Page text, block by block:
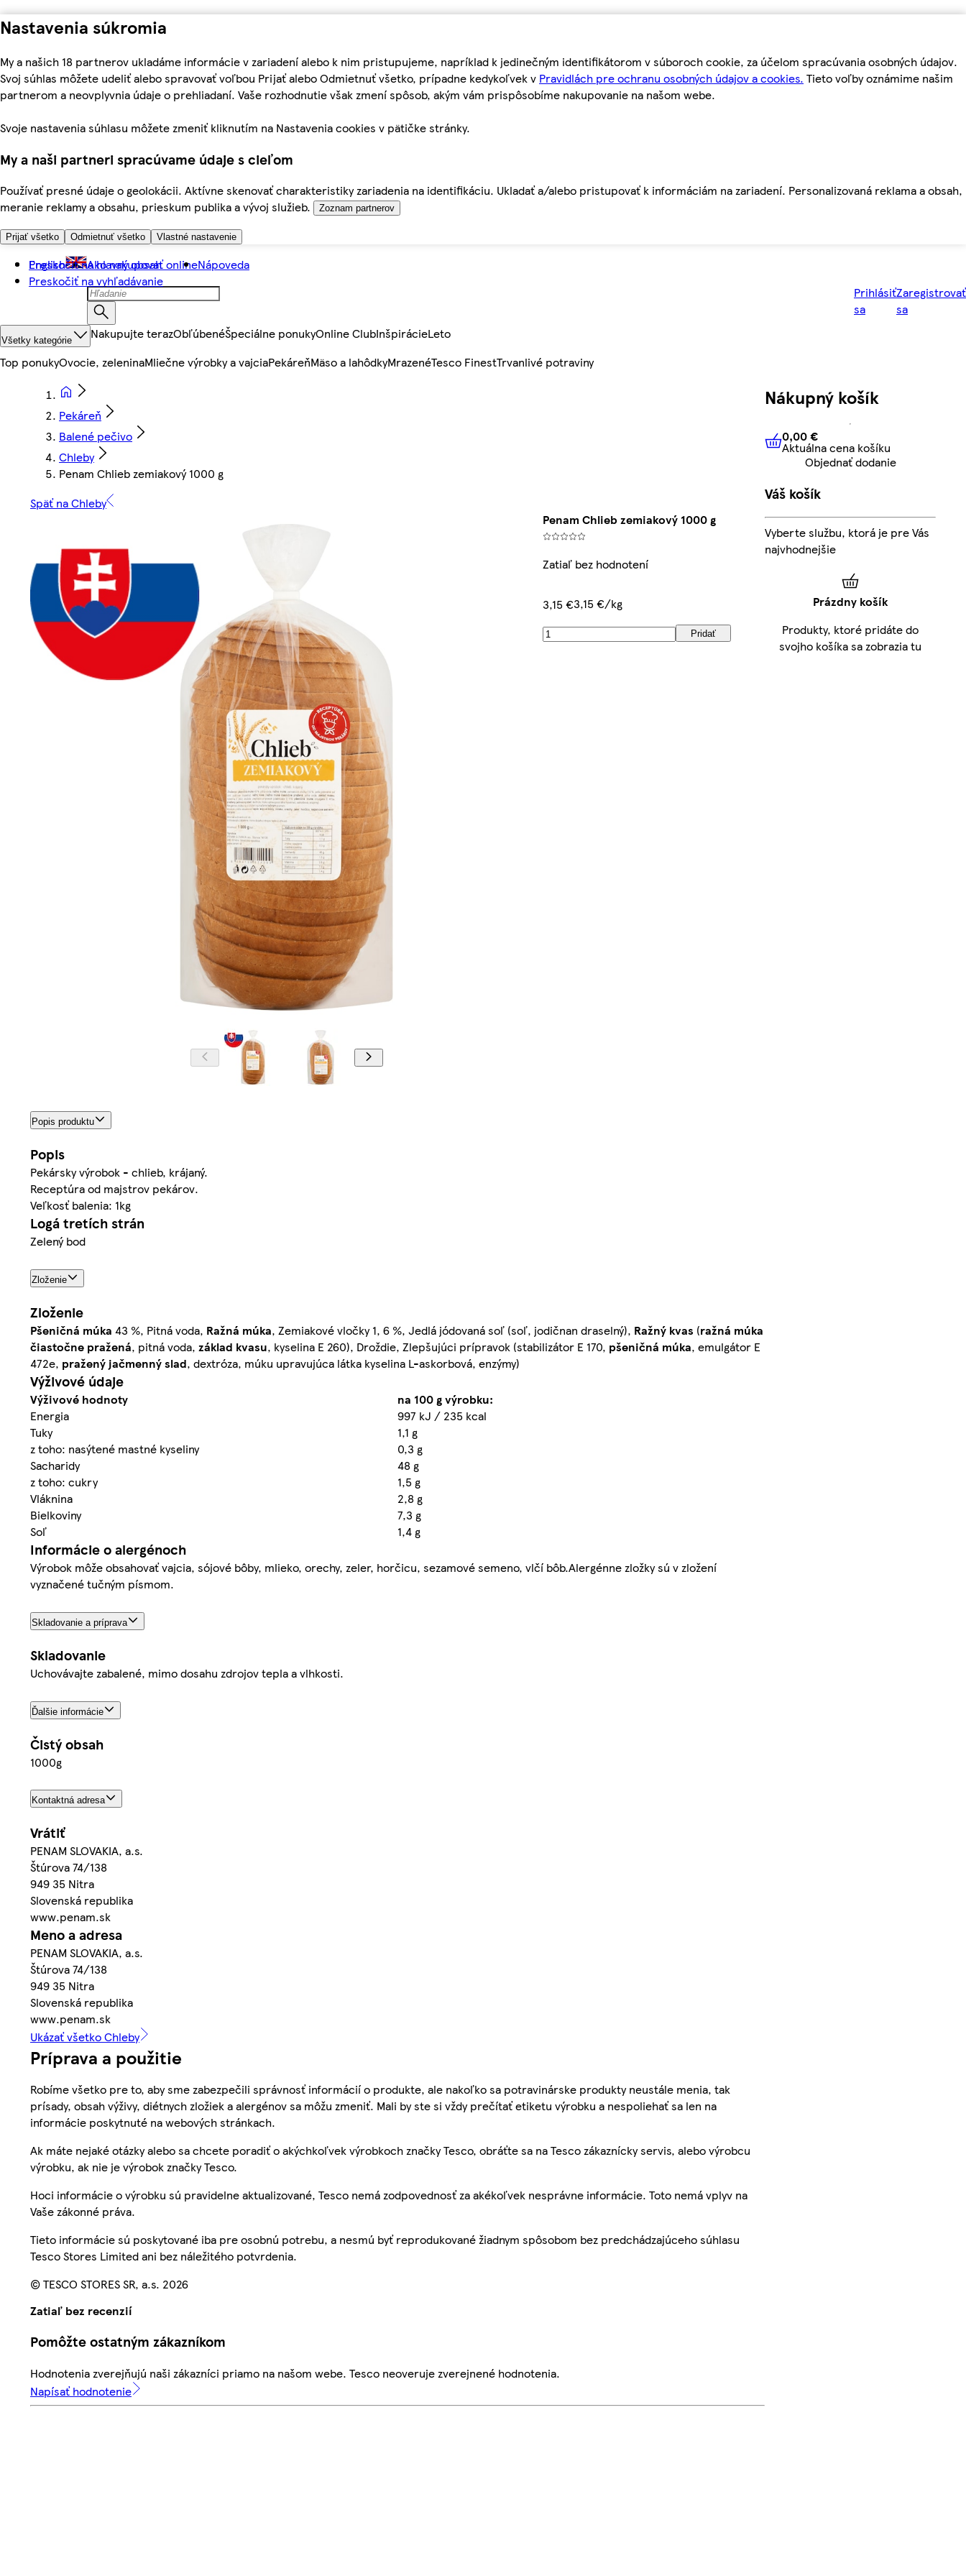
Nastavenia súkromia
My a našich 18 partnerov ukladáme informácie v zariadení alebo k nim pristupujeme, napríklad k jedinečným identifikátorom v súboroch cookie, za účelom spracúvania osobných údajov.
Svoj súhlas môžete udeliť alebo spravovať voľbou Prijať alebo Odmietnuť všetko, prípadne kedykoľvek v Pravidlách pre ochranu osobných údajov a cookies. Tieto voľby oznámime našim
partnerom a neovplyvnia údaje o prehliadaní. Vaše rozhodnutie však zmení spôsob, akým vám prispôsobíme nakupovanie na našom webe.
Svoje nastavenia súhlasu môžete zmeniť kliknutím na Nastavenia cookies v pätičke stránky.
My a naši partneri spracúvame údaje s cieľom
Používať presné údaje o geolokácii. Aktívne skenovať charakteristiky zariadenia na identifikáciu. Ukladať a/alebo pristupovať k informáciám na zariadení. Personalizovaná reklama a obsah,
meranie reklamy a obsahu, prieskum publika a vývoj služieb.
Zoznam partnerov
Prijať všetko Odmietnuť všetko Vlastné nastavenie
Preskočiť na hlavný obsah
Preskočiť na vyhľadávanie
English Ako nakupovať onlineNápoveda
Prihlásiť
sa
Zaregistrovať
sa
Všetky kategórie Nakupujte terazObľúbenéŠpeciálne ponukyOnline ClubInšpirácieLeto
Top ponukyOvocie, zeleninaMliečne výrobky a vajciaPekáreňMäso a lahôdkyMrazenéTesco FinestTrvanlivé potraviny
Pekáreň
Balené pečivo
Chleby
Penam Chlieb zemiakový 1000 g
Späť na Chleby
Penam Chlieb zemiakový 1000 g
Zatiaľ bez hodnotení
3,15 €3,15 €/kg
Pridať
Popis produktu
Popis
Pekársky výrobok - chlieb, krájaný.
Receptúra od majstrov pekárov.
Veľkosť balenia: 1kg
Logá tretích strán
Zelený bod
Zloženie
Zloženie
Pšeničná múka 43 %, Pitná voda, Ražná múka, Zemiakové vločky 1, 6 %, Jedlá jódovaná soľ (soľ, jodičnan draselný), Ražný kvas (ražná múka
čiastočne pražená, pitná voda, základ kvasu, kyselina E 260), Droždie, Zlepšujúci prípravok (stabilizátor E 170, pšeničná múka, emulgátor E
472e, pražený jačmenný slad, dextróza, múku upravujúca látka kyselina L-askorbová, enzýmy)
Výživové údaje
Výživové hodnoty
na 100 g výrobku:
Energia
997 kJ / 235 kcal
Tuky
1,1 g
z toho: nasýtené mastné kyseliny
0,3 g
Sacharidy
48 g
z toho: cukry
1,5 g
Vláknina
2,8 g
Bielkoviny
7,3 g
Soľ
1,4 g
Informácie o alergénoch
Výrobok môže obsahovať vajcia, sójové bôby, mlieko, orechy, zeler, horčicu, sezamové semeno, vlčí bôb.Alergénne zložky sú v zložení
vyznačené tučným písmom.
Skladovanie a príprava
Skladovanie
Uchovávajte zabalené, mimo dosahu zdrojov tepla a vlhkosti.
Ďalšie informácie
Čistý obsah
1000g
Kontaktná adresa
Vrátiť
PENAM SLOVAKIA, a.s.
Štúrova 74/138
949 35 Nitra
Slovenská republika
www.penam.sk
Meno a adresa
PENAM SLOVAKIA, a.s.
Štúrova 74/138
949 35 Nitra
Slovenská republika
www.penam.sk
Ukázať všetko Chleby
Príprava a použitie
Robíme všetko pre to, aby sme zabezpečili správnosť informácií o produkte, ale nakoľko sa potravinárske produkty neustále menia, tak
prísady, obsah výživy, diétnych zložiek a alergénov sa môžu zmeniť. Mali by ste si vždy prečítať etiketu výrobku a nespoliehať sa len na
informácie poskytnuté na webových stránkach.
Ak máte nejaké otázky alebo sa chcete poradiť o akýchkoľvek výrobkoch značky Tesco, obráťte sa na Tesco zákaznícky servis, alebo výrobcu
výrobku, ak nie je výrobok značky Tesco.
Hoci informácie o výrobku sú pravidelne aktualizované, Tesco nemá zodpovednosť za akékoľvek nesprávne informácie. Toto nemá vplyv na
Vaše zákonné práva.
Tieto informácie sú poskytované iba pre osobnú potrebu, a nesmú byť reprodukované žiadnym spôsobom bez predchádzajúceho súhlasu
Tesco Stores Limited ani bez náležitého potvrdenia.
© TESCO STORES SR, a.s. 2026
Zatiaľ bez recenzií
Pomôžte ostatným zákazníkom
Hodnotenia zverejňujú naši zákazníci priamo na našom webe. Tesco neoveruje zverejnené hodnotenia.
Napísať hodnotenie
Nákupný košík
0,00 € Aktuálna cena košíku
0,00 €
Aktuálna cena košíku
Objednať dodanie
Váš košík
Vyberte službu, ktorá je pre Vás
najvhodnejšie
Prázdny košík
Produkty, ktoré pridáte do
svojho košíka sa zobrazia tu